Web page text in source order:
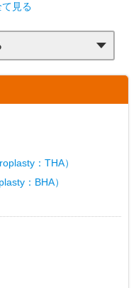
見る
：THA）
：BHA）